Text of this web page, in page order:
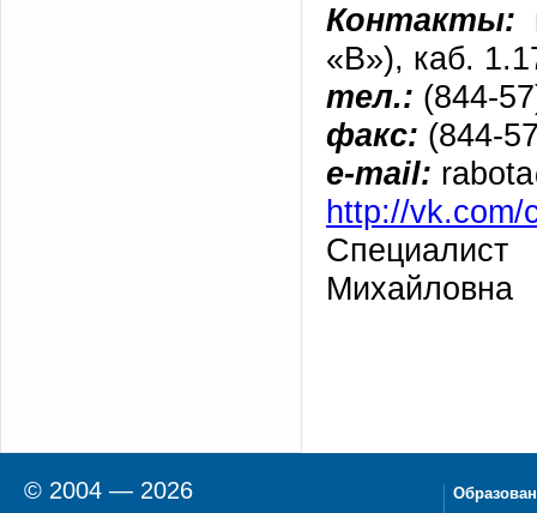
Контакты:
«В»), каб.
тел.: (844-
факс: (844-
e-mail:
http://vk.com/
Михайловна
© 2004 — 2026